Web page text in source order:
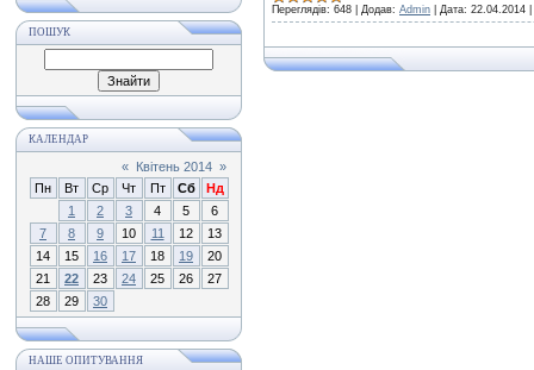
ПОШУК
КАЛЕНДАР
« Квітень 2014 »
Пн
Вт Ср Чт Пт Сб
Нд
1
2 3 4 5
6
7
8 9 10 11 12
13
14
15 16 17 18 19
20
21
22 23 24 25 26
27
28
29 30
НАШЕ ОПИТУВАННЯ
Переглядів: 648 Додав: Admin Дата: 22.04.2014